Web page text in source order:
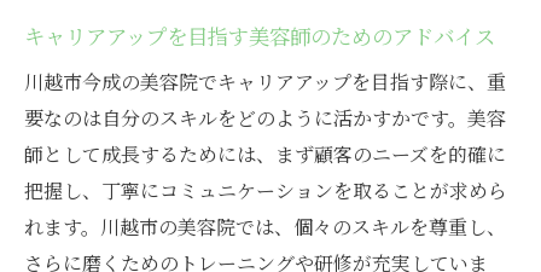
キャリアアップを目指す美容師のためのアドバイス
川越市今成の美容院でキャリアアップを目指す際に、重
要なのは自分のスキルをどのように活かすかです。美容
師として成長するためには、まず顧客のニーズを的確に
把握し、丁寧にコミュニケーションを取ることが求めら
れます。川越市の美容院では、個々のスキルを尊重し、
さらに磨くためのトレーニングや研修が充実していま